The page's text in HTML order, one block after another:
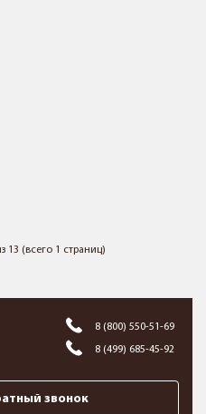
13 (всего 1 страниц)
8 (800) 550-51-69
8 (499) 685-45-92
звонок